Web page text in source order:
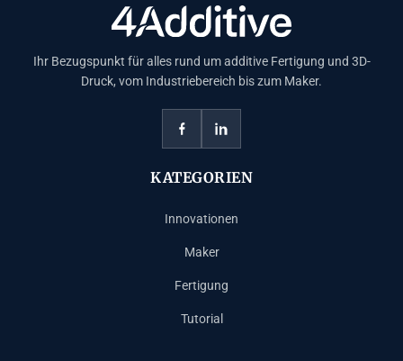
Ihr Bezugspunkt für alles rund um additive Fertigung und 3D-
Druck, vom Industriebereich bis zum Maker.
KATEGORIEN
Innovationen
Maker
Fertigung
Tutorial